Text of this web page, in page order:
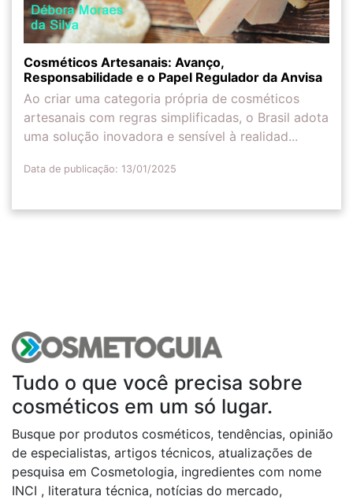
Cosméticos Artesanais: Avanço,
Responsabilidade e o Papel Regulador da Anvisa
Ao criar uma categoria própria de cosméticos
artesanais com regras simplificadas, o Brasil adota
uma solução inovadora e sensível à realidad...
Data de publicação: 13/01/2025
Tudo o que você precisa sobre
cosméticos em um só lugar.
Busque por produtos cosméticos, tendências, opinião
de especialistas, artigos técnicos, atualizações de
pesquisa em Cosmetologia, ingredientes com nome
INCI , literatura técnica, notícias do mercado,